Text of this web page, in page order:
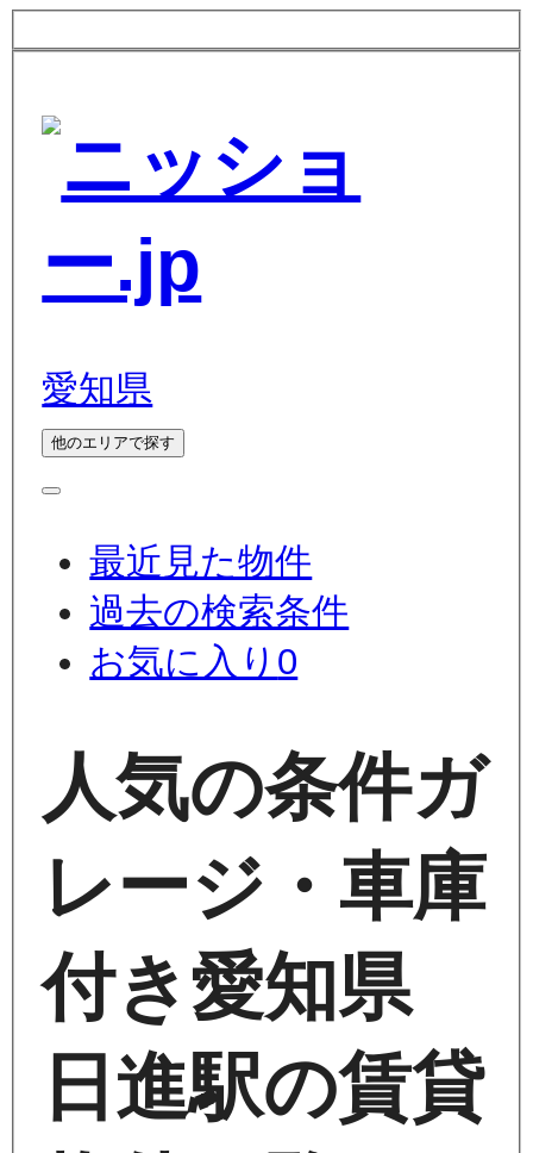
愛知県
他のエリアで探す
最近見た物件
過去の検索条件
お気に入り 0
人気の条件ガ
レージ・車庫
付き愛知県
日進駅の賃貸